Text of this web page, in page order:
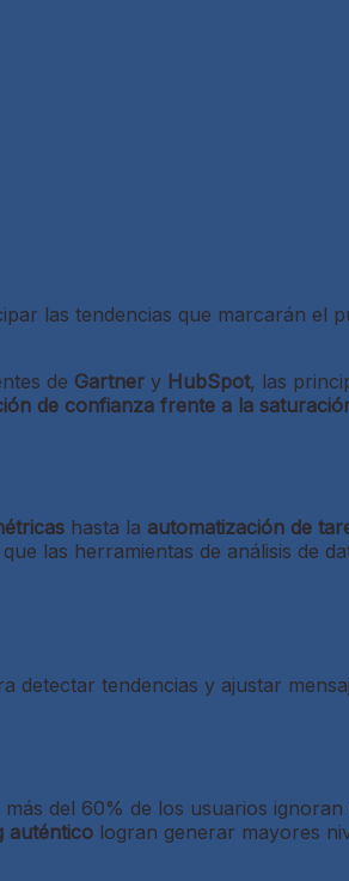
las tendencias que marcarán el
de Gartner y HubSpot, las
de confianza frente a la
hasta la automatización de
las herramientas de análisis de
detectar tendencias y ajustar
más del 60% de los usuarios
auténtico logran generar mayores